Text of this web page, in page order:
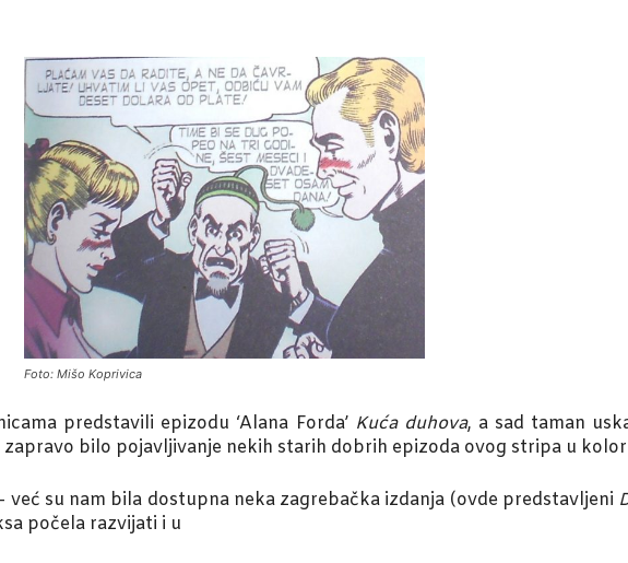
Foto: Mišo Koprivica
predstavili epizodu ‘Alana Forda’ Kuća duhova, a sad taman
zapravo bilo pojavljivanje nekih starih dobrih epizoda ovog stripa u kolor
već su nam bila dostupna neka zagrebačka izdanja (ovde predstavljeni
počela razvijati i u